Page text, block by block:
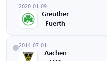
2020-01-09
Greuther
Fuerth
2014-07-01
Aachen